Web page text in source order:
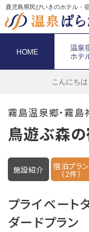
鹿児島県民びいきのホテル・
HOME
温泉
ホテ
こんにちは
霧島温泉郷・霧島
鳥遊ぶ森
施設紹介 宿泊プラン
（2件）
プライベート
ダードプラン